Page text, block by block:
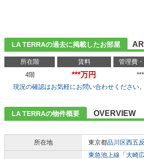
LA TERRAの過去に掲載したお部屋
所在階 賃料 管理費
4階
***万円 ***
現況の確認はお気軽にお問い合わせください。
LA TERRAの物件概要 OVERVIEW
所在地
東京都品川区西五
東急池上線 「 大崎